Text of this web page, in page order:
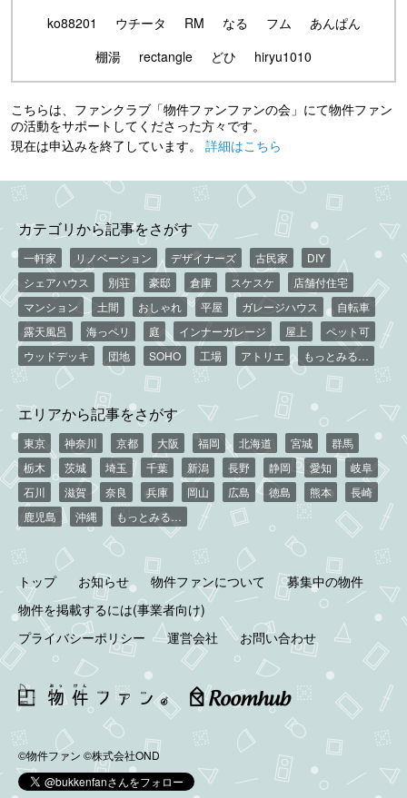
ko88201
ウチータ RM なる フム
あんぱん
棚湯
rectangle どひ hiryu1010
こちらは、ファンクラブ「物件ファンファンの会」にて物件ファン
の活動をサポートしてくださった方々です。
現在は申込みを終了しています。 詳細はこちら
カテゴリから記事をさがす
一軒家 リノベーション デザイナーズ 古民家
DIY
シェアハウス
別荘 豪邸 倉庫 スケスケ
店舗付住宅
マンション
土間 おしゃれ 平屋 ガレージハウス
自転車
露天風呂
海っペリ 庭 インナーガレージ 屋上
ペット可
ウッドデッキ
団地 SOHO 工場 アトリエ もっとみる…
エリアから記事をさがす
東京 神奈川 京都 大阪 福岡 北海道 宮城
群馬
栃木
茨城 埼玉 千葉 新潟 長野 静岡 愛知
岐阜
石川
滋賀 奈良 兵庫 岡山 広島 徳島 熊本
長崎
鹿児島
沖縄 もっとみる…
トップ お知らせ 物件ファンについて
募集中の物件
物件を掲載するには(事業者向け)
プライバシーポリシー
運営会社 お問い合わせ
©物件ファン ©株式会社OND